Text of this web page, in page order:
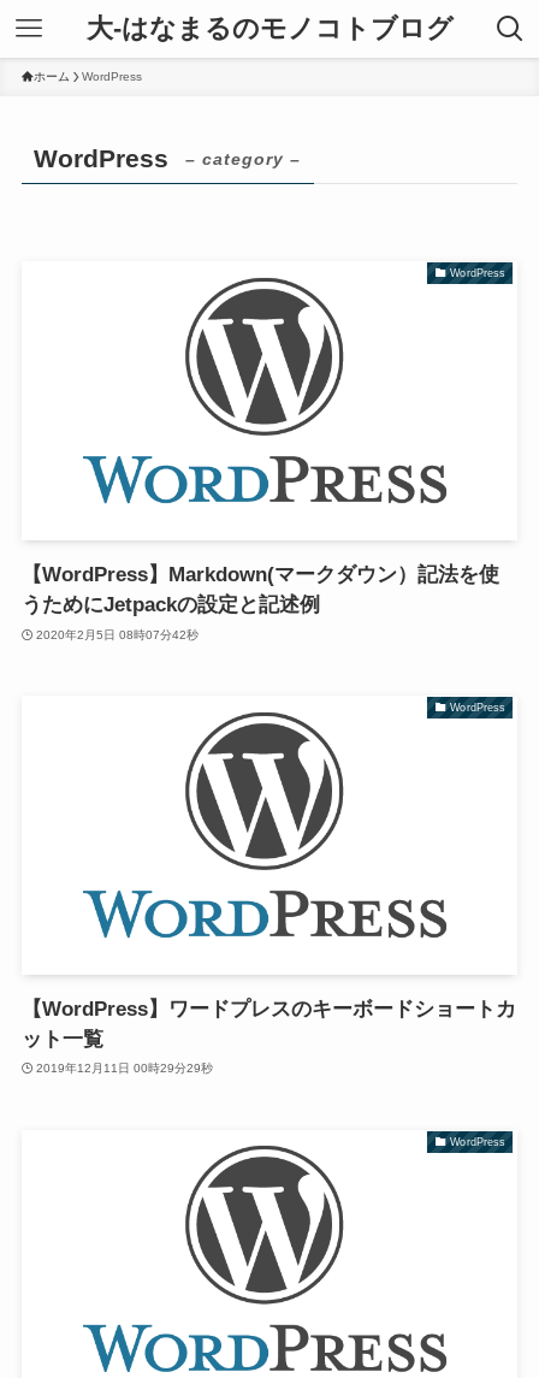
大-はなまるのモノコトブログ
ホーム WordPress
WordPress – category –
WordPress
【WordPress】Markdown(マークダウン）記法を使
うためにJetpackの設定と記述例
2020年2月5日 08時07分42秒
WordPress
【WordPress】ワードプレスのキーボードショートカ
ット一覧
2019年12月11日 00時29分29秒
WordPress